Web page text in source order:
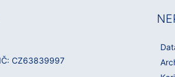
CZ63839997